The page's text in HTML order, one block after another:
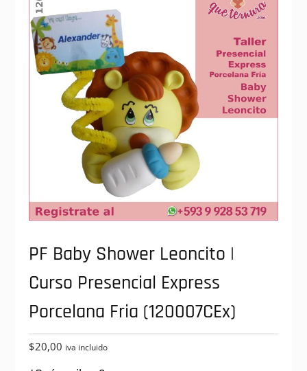
PF Baby Shower Leoncito |
Curso Presencial Express
Porcelana Fria (120007CEx)
$20,00 iva incluido